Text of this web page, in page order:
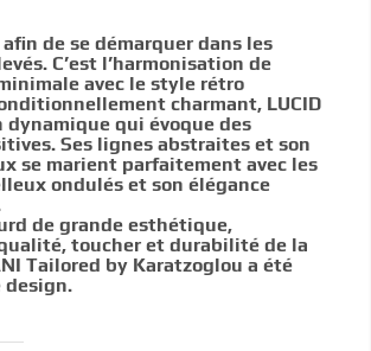
de se démarquer dans les
C’est l’harmonisation de
avec le style rétro
charmant, LUCID
dynamique qui évoque des
Ses lignes abstraites et son
se marient parfaitement avec les
ondulés et son élégance
de grande esthétique,
toucher et durabilité de la
Tailored by Karatzoglou a été
design.